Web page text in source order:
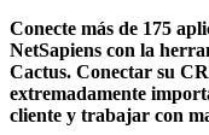
Conecte más de 175
NetSapiens con la
Cactus. Conectar su
extremadamente
cliente y trabajar con